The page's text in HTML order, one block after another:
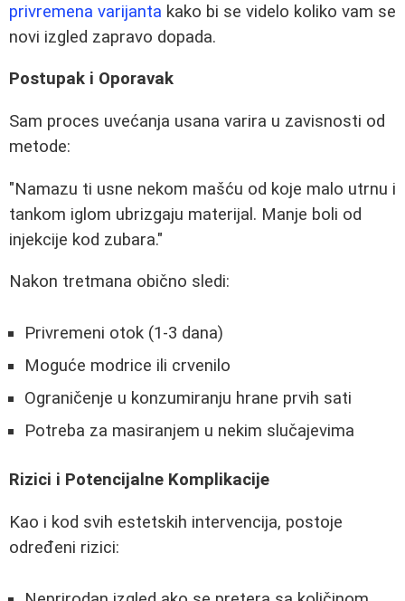
privremena varijanta kako bi se videlo koliko vam se
novi izgled zapravo dopada.
Postupak i Oporavak
Sam proces uvećanja usana varira u zavisnosti od
metode:
"Namazu ti usne nekom mašću od koje malo utrnu i
tankom iglom ubrizgaju materijal. Manje boli od
injekcije kod zubara."
Nakon tretmana obično sledi:
Privremeni otok (1-3 dana)
Moguće modrice ili crvenilo
Ograničenje u konzumiranju hrane prvih sati
Potreba za masiranjem u nekim slučajevima
Rizici i Potencijalne Komplikacije
Kao i kod svih estetskih intervencija, postoje
određeni rizici: